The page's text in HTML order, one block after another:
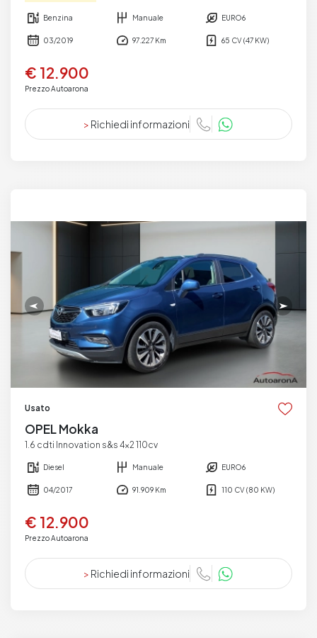
Benzina Manuale EURO6
03/2019 97.227 Km 65 CV (47 KW)
€ 12.900
Prezzo Autoarona
> Richiedi informazioni
Usato
OPEL Mokka
1.6 cdti Innovation s&s 4x2 110cv
Diesel Manuale EURO6
04/2017 91.909 Km 110 CV (80 KW)
€ 12.900
Prezzo Autoarona
> Richiedi informazioni